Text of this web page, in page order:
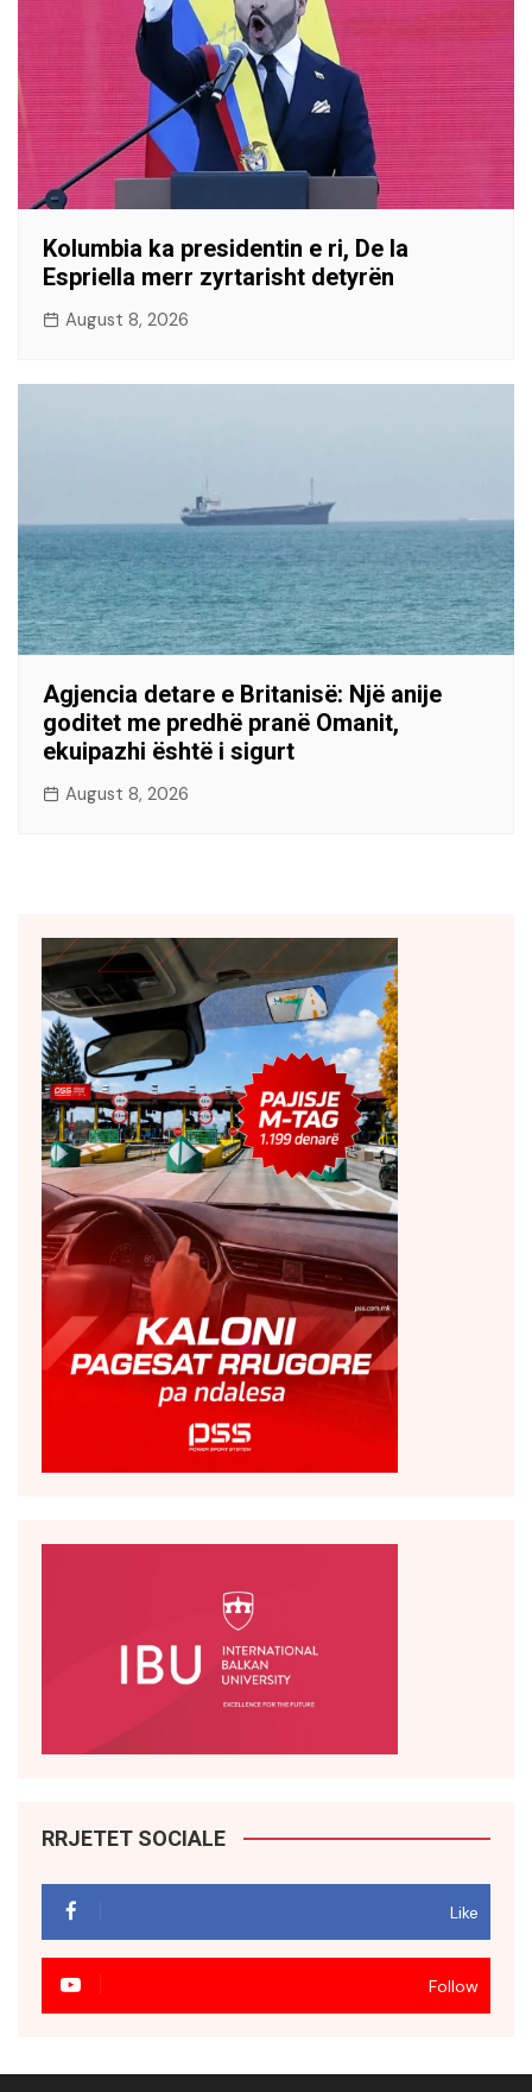
Kolumbia ka presidentin e ri, De la
Espriella merr zyrtarisht detyrën
August 8, 2026
Agjencia detare e Britanisë: Një anije
goditet me predhë pranë Omanit,
ekuipazhi është i sigurt
August 8, 2026
RRJETET SOCIALE
Like
Follow